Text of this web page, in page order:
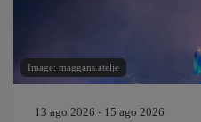
Image: maggans.atelje
13 ago 2026 - 15 ago 2026